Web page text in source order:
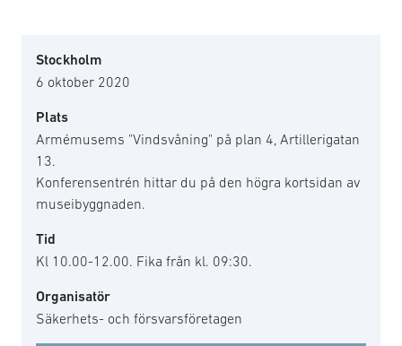
Stockholm
6 oktober 2020
Plats
Armémusems "Vindsvåning" på plan 4, Artillerigatan
13.
Konferensentrén hittar du på den högra kortsidan av
museibyggnaden.
Tid
Kl 10.00-12.00. Fika från kl. 09:30.
Organisatör
Säkerhets- och försvarsföretagen